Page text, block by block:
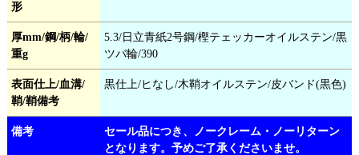
形
厚mm/鋼/柄/輪/
重g
5.3/日立青紙2号鋼/樫テェッカーオイルステン/黒
ツバ輪/390
表面仕上/血溝/
鞘/鞘備考
黒仕上/ヒなし/木鞘オイルステン/皮バンド(黒色)
備考
セール品につき、ノークレーム・ノーリターン
となります。予めご了承くださいませ。